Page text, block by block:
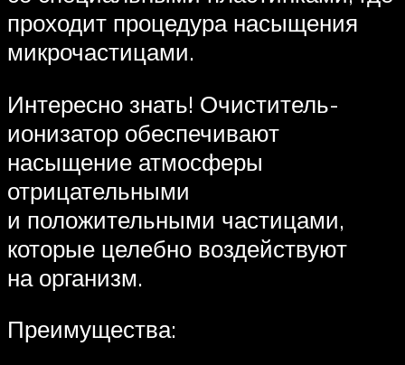
проходит процедура насыщения
микрочастицами.
Интересно знать! Очиститель-
ионизатор обеспечивают
насыщение атмосферы
отрицательными
и положительными частицами,
которые целебно воздействуют
на организм.
Преимущества: